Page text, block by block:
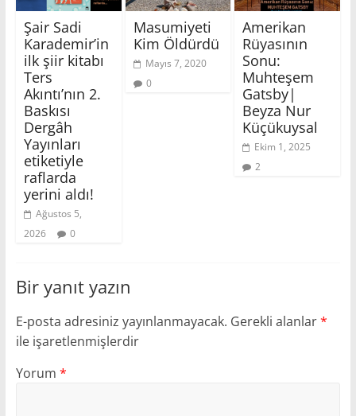
Şair Sadi
Karademir’in
ilk şiir kitabı
Ters
Akıntı’nın 2.
Baskısı
Dergâh
Yayınları
etiketiyle
raflarda
yerini aldı!
Ağustos 5,
2026
0
Masumiyeti
Kim Öldürdü
Mayıs 7, 2020
0
Amerikan
Rüyasının
Sonu:
Muhteşem
Gatsby|
Beyza Nur
Küçükuysal
Ekim 1, 2025
2
Bir yanıt yazın
E-posta adresiniz yayınlanmayacak. Gerekli alanlar*
ile işaretlenmişlerdir
Yorum *